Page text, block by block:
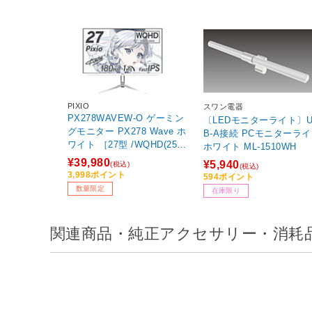
PIXIO
PX278WAVEW-O ゲーミン
グモニター PX278 Wave ホ
ワイト ［27型 /WQHD(2560
×1440） /ワイド /180Hz］
【sof001】
¥39,980(税込)
3,998ポイント
数量限定
スワン電器
〔LEDモニターライト〕
B-A接続 PCモニターライ
ホワイト ML-1510WH
¥5,940(税込)
594ポイント
在庫限り
関連商品・純正アクセサリー・消耗